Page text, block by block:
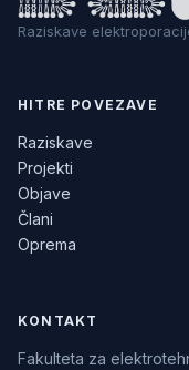
Raziskave
HITRE POVEZAVE
Raziskave
Projekti
Objave
Člani
Oprema
KONTAKT
Fakulteta za